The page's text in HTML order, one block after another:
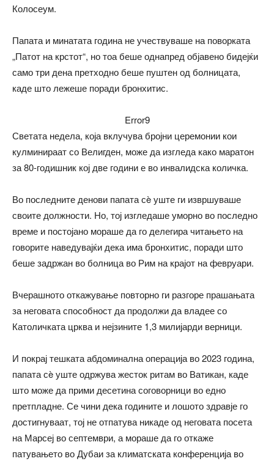
Колосеум.
Папата и минатата година не учествуваше на поворката
„Патот на крстот“, но тоа беше однапред објавено бидејќи
само три дена претходно беше пуштен од болницата,
каде што лежеше поради бронхитис.
Error9
Светата недела, која вклучува бројни церемонии кои
кулминираат со Велигден, може да изгледа како маратон
за 80-годишник кој две години е во инвалидска количка.
Во последните денови папата сè уште ги извршуваше
своите должности. Но, тој изгледаше уморно во последно
време и постојано мораше да го делегира читањето на
говорите наведувајќи дека има бронхитис, поради што
беше задржан во болница во Рим на крајот на февруари.
Вчерашното откажување повторно ги разгоре прашањата
за неговата способност да продолжи да владее со
Католичката црква и нејзините 1,3 милијарди верници.
И покрај тешката абдоминална операција во 2023 година,
папата сè уште одржува жесток ритам во Ватикан, каде
што може да прими десетина соговорници во едно
претпладне. Се чини дека годините и лошото здравје го
достигнуваат, тој не отпатува никаде од неговата посета
на Марсеј во септември, а мораше да го откаже
патувањето во Дубаи за климатската конференција во